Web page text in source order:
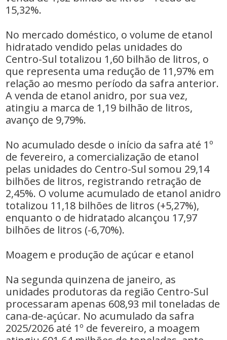
15,32%.
No mercado doméstico, o volume de etanol
hidratado vendido pelas unidades do
Centro-Sul totalizou 1,60 bilhão de litros, o
que representa uma redução de 11,97% em
relação ao mesmo período da safra anterior.
A venda de etanol anidro, por sua vez,
atingiu a marca de 1,19 bilhão de litros,
avanço de 9,79%.
No acumulado desde o início da safra até 1º
de fevereiro, a comercialização de etanol
pelas unidades do Centro-Sul somou 29,14
bilhões de litros, registrando retração de
2,45%. O volume acumulado de etanol anidro
totalizou 11,18 bilhões de litros (+5,27%),
enquanto o de hidratado alcançou 17,97
bilhões de litros (-6,70%).
Moagem e produção de açúcar e etanol
Na segunda quinzena de janeiro, as
unidades produtoras da região Centro-Sul
processaram apenas 608,93 mil toneladas de
cana-de-açúcar. No acumulado da safra
2025/2026 até 1º de fevereiro, a moagem